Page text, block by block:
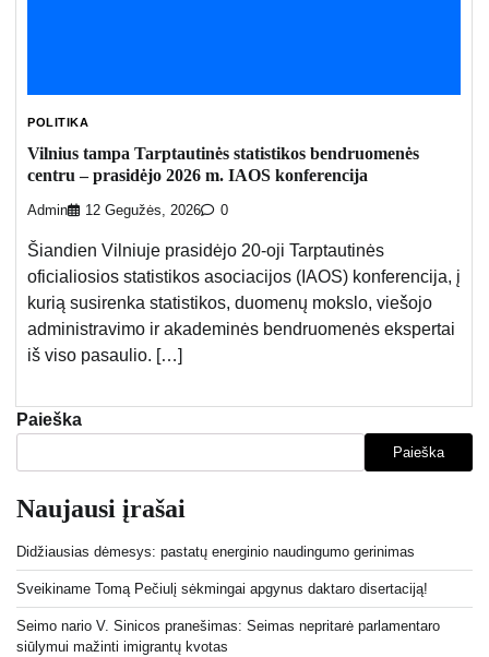
POLITIKA
Vilnius tampa Tarptautinės statistikos bendruomenės
centru – prasidėjo 2026 m. IAOS konferencija
Admin 12 Gegužės, 2026 0
Šiandien Vilniuje prasidėjo 20-oji Tarptautinės
oficialiosios statistikos asociacijos (IAOS) konferencija, į
kurią susirenka statistikos, duomenų mokslo, viešojo
administravimo ir akademinės bendruomenės ekspertai
iš viso pasaulio. […]
Paieška
Paieška
Naujausi įrašai
Didžiausias dėmesys: pastatų energinio naudingumo gerinimas
Sveikiname Tomą Pečiulį sėkmingai apgynus daktaro disertaciją!
Seimo nario V. Sinicos pranešimas: Seimas nepritarė parlamentaro
siūlymui mažinti imigrantų kvotas